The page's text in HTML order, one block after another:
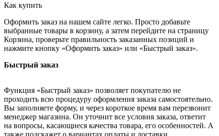
Как купить
Оформить заказ на нашем сайте легко. Просто добавьте
выбранные товары в корзину, а затем перейдите на страницу
Корзина, проверьте правильность заказанных позиций и
нажмите кнопку «Оформить заказ» или «Быстрый заказ».
Быстрый заказ
Функция «Быстрый заказ» позволяет покупателю не
проходить всю процедуру оформления заказа самостоятельно.
Вы заполняете форму, и через короткое время вам перезвонит
менеджер магазина. Он уточнит все условия заказа, ответит
на вопросы, касающиеся качества товара, его особенностей. А
также подскажет о вариантах оплаты и доставки.